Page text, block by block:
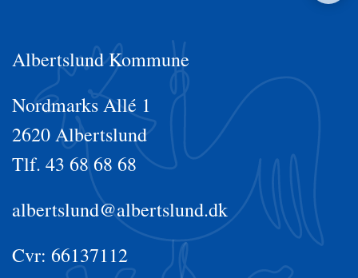
Albertslund Kommune
Nordmarks Allé 1
2620 Albertslund
Tlf. 43 68 68 68
albertslund@albertslund.dk
Cvr: 66137112